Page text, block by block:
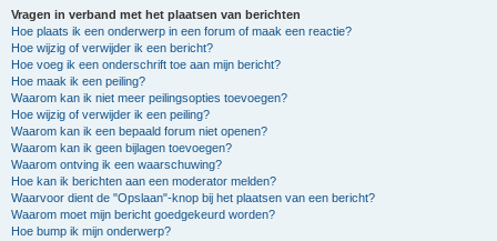
Vragen in verband met het plaatsen van berichten
Hoe plaats ik een onderwerp in een forum of maak een reactie?
Hoe wijzig of verwijder ik een bericht?
Hoe voeg ik een onderschrift toe aan mijn bericht?
Hoe maak ik een peiling?
Waarom kan ik niet meer peilingsopties toevoegen?
Hoe wijzig of verwijder ik een peiling?
Waarom kan ik een bepaald forum niet openen?
Waarom kan ik geen bijlagen toevoegen?
Waarom ontving ik een waarschuwing?
Hoe kan ik berichten aan een moderator melden?
Waarvoor dient de "Opslaan"-knop bij het plaatsen van een bericht?
Waarom moet mijn bericht goedgekeurd worden?
Hoe bump ik mijn onderwerp?